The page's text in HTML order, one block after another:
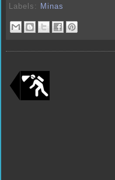
Labels:
Minas